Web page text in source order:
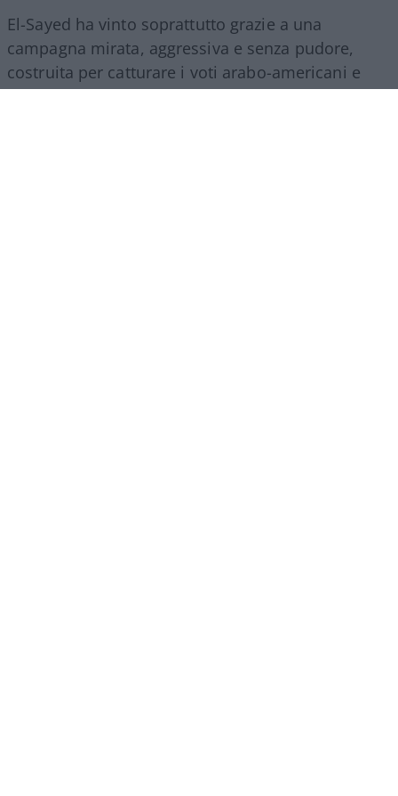
El-Sayed ha vinto soprattutto grazie a una
campagna mirata, aggressiva e senza pudore,
costruita per catturare i voti arabo-americani e
musulmani del Michigan. Niente messaggi